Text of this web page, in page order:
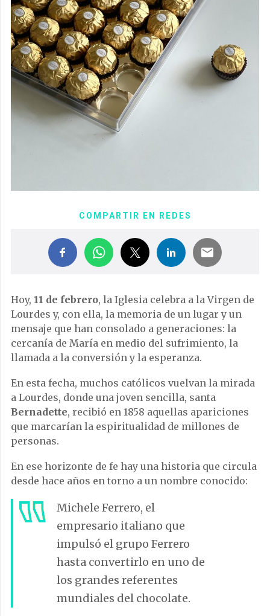
COMPARTIR EN REDES
Hoy, 11 de febrero, la Iglesia celebra a la Virgen de
Lourdes y, con ella, la memoria de un lugar y un
mensaje que han consolado a generaciones: la
cercanía de María en medio del sufrimiento, la
llamada a la conversión y la esperanza.
En esta fecha, muchos católicos vuelvan la mirada
a Lourdes, donde una joven sencilla, santa
Bernadette, recibió en 1858 aquellas apariciones
que marcarían la espiritualidad de millones de
personas.
En ese horizonte de fe hay una historia que circula
desde hace años en torno a un nombre conocido:
Michele Ferrero, el
empresario italiano que
impulsó el grupo Ferrero
hasta convertirlo en uno de
los grandes referentes
mundiales del chocolate.